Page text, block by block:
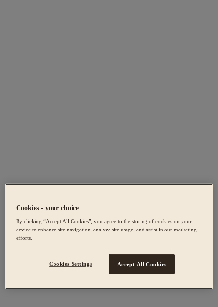
Cookies - your choice
By clicking “Accept All Cookies”, you agree to the storing of cookies on your
device to enhance site navigation, analyze site usage, and assist in our marketing
efforts.
Cookies Settings Accept All Cookies